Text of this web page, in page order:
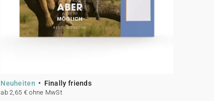
Neuheiten Finally friends
ab 2,65 € ohne MwSt